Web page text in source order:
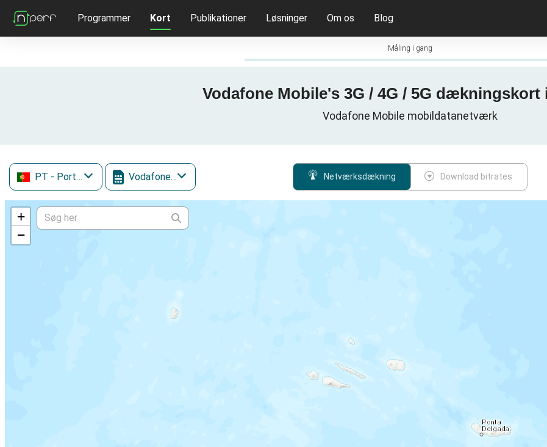
Programmer Kort Publikationer Løsninger Om os Blog
Måling i gang
Vodafone Mobile's 3G / 4G / 5G dækningskort
Vodafone Mobile mobildatanetværk
PT - Portugal Vodafone Mobile Netværksdækning Download bitrates
+
−